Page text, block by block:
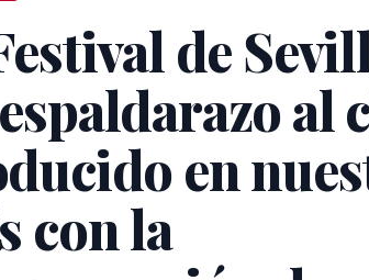
de
al
en
con la